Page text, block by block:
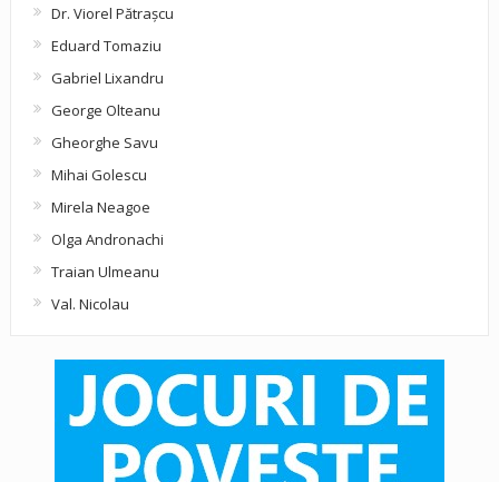
Dr. Viorel Pătraşcu
Eduard Tomaziu
Gabriel Lixandru
George Olteanu
Gheorghe Savu
Mihai Golescu
Mirela Neagoe
Olga Andronachi
Traian Ulmeanu
Val. Nicolau